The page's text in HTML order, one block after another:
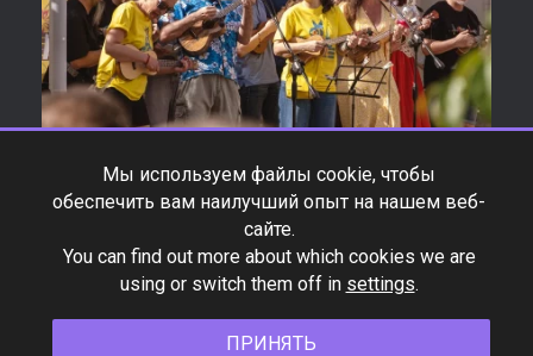
Мы используем файлы cookie, чтобы
обеспечить вам наилучший опыт на нашем веб-
сайте.
You can find out more about which cookies we are
using or switch them off in settings.
ПРИНЯТЬ